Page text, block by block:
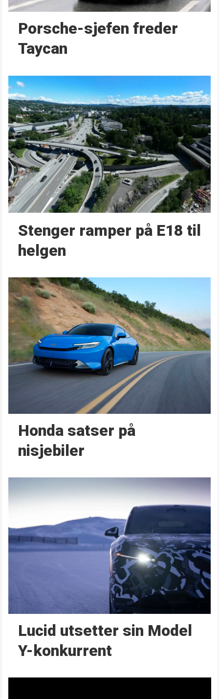
Porsche-sjefen freder
Taycan
Stenger ramper på E18 til
helgen
Honda satser på
nisjebiler
Lucid utsetter sin Model
Y-konkurrent